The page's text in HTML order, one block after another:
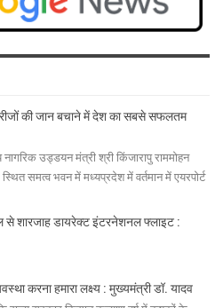
की जान बचाने में देश का सबसे सफलतम
उड्डयन मंत्री श्री किंजारापु राममोहन
समत्व भवन में मध्यप्रदेश में वर्तमान में एयरपोर्ट
से शारजाह डायरेक्ट इंटरनेशनल फ्लाइट :
करना हमारा लक्ष्य : मुख्यमंत्री डॉ. यादव